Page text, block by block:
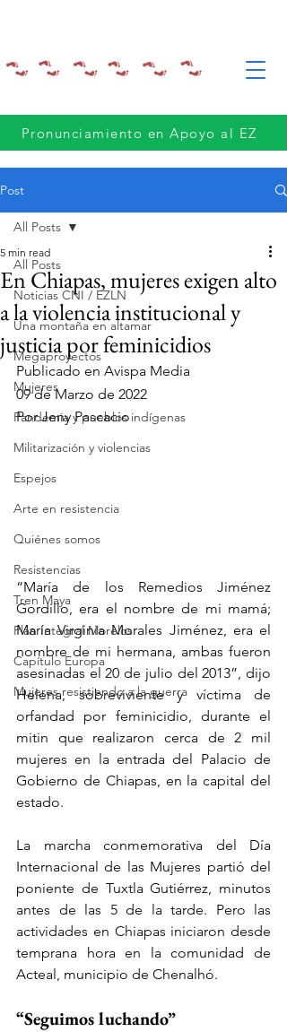
Pronunciamiento en Apoyo al EZ
Post
All Posts
Noticias CNI / EZLN
Una montaña en altamar
Megaproyectos
Mujeres
Pandemia y pueblos indígenas
Militarización y violencias
Espejos
Arte en resistencia
Quiénes somos
Resistencias
Tren Maya
Plan Integral Morelos
Capítulo Europa
Mujeres resistiendo a la guerra
All Posts
En Chiapas, mujeres exigen alto
a la violencia institucional y
justicia por feminicidios
5 min read
Publicado en Avispa Media
09 de Marzo de 2022
Por Jeny Pascacio
“María de los Remedios Jiménez
Gordillo, era el nombre de mi mamá;
María Virginia Morales Jiménez, era el
nombre de mi hermana, ambas fueron
asesinadas el 20 de julio del 2013”, dijo
Helena, sobreviviente y víctima de
orfandad por feminicidio, durante el
mitin que realizaron cerca de 2 mil
mujeres en la entrada del Palacio de
Gobierno de Chiapas, en la capital del
estado.
La marcha conmemorativa del Día
Internacional de las Mujeres partió del
poniente de Tuxtla Gutiérrez, minutos
antes de las 5 de la tarde. Pero las
actividades en Chiapas iniciaron desde
temprana hora en la comunidad de
Acteal, municipio de Chenalhó.
“Seguimos luchando”